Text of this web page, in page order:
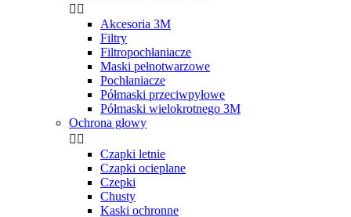
 
Akcesoria 3M
Filtry
Filtropochłaniacze
Maski pełnotwarzowe
Pochłaniacze
Półmaski przeciwpyłowe
Półmaski wielokrotnego 3M
Ochrona głowy
 
Czapki letnie
Czapki ocieplane
Czepki
Chusty
Kaski ochronne